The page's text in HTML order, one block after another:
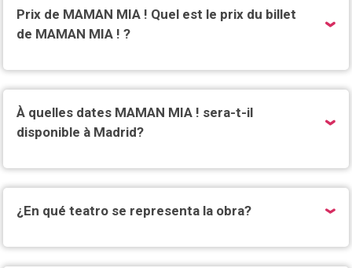
Prix de MAMAN MIA ! Quel est le prix du billet
de MAMAN MIA ! ?
À quelles dates MAMAN MIA ! sera-t-il
disponible à Madrid?
¿En qué teatro se representa la obra?